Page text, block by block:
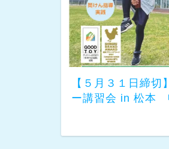
【５月３１日締
ー講習会 in 松本